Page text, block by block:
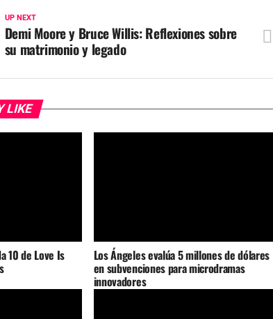
UP NEXT
Demi Moore y Bruce Willis: Reflexiones sobre
su matrimonio y legado
LIKE
10 de Love Is Los Ángeles evalúa 5 millones de dólares
en subvenciones para microdramas
innovadores